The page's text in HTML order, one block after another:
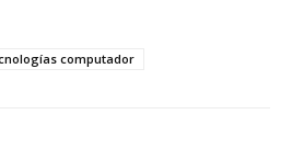
computador